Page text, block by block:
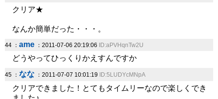
クリア★
なんか簡単だった・・・。
44 ： ame ：2011-07-06 20:19:06 ID:aPVHqnTw2U
どうやってひっくりかえすんですか
45 ： なな ：2011-07-07 10:01:19 ID:5LUDYcMNpA
クリアできました！とてもタイムリーなので楽しくでき